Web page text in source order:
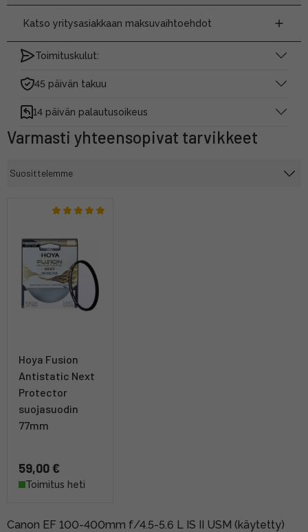
Katso yritysasiakkaan maksuvaihtoehdot
Toimituskulut:
45 päivän takuu
14 päivän palautusoikeus
Varmasti yhteensopivat tarvikkeet
Hoya Fusion
Antistatic Next
Protector
suojasuodin
77mm
59,00 €
Toimitus heti
Canon EF 100-400mm f/4.5-5.6 L IS II USM (käytetty)